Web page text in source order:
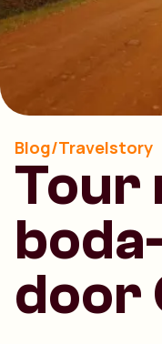
Blog/Travelstory
Tour
door